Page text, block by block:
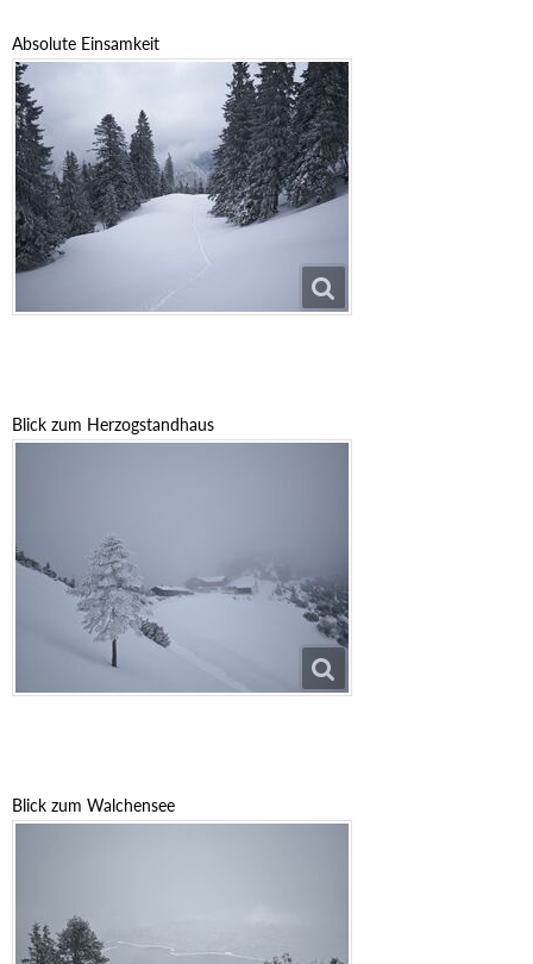
Absolute Einsamkeit
Blick zum Herzogstandhaus
Blick zum Walchensee